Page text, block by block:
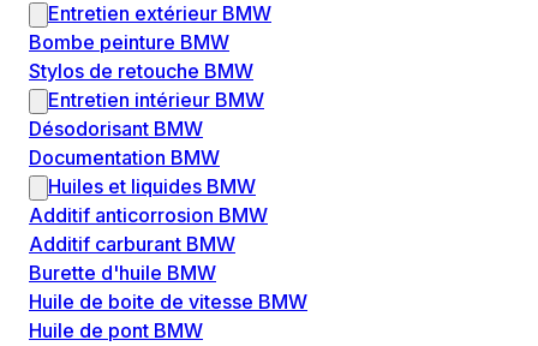
Entretien extérieur BMW
Bombe peinture BMW
Stylos de retouche BMW
Entretien intérieur BMW
Désodorisant BMW
Documentation BMW
Huiles et liquides BMW
Additif anticorrosion BMW
Additif carburant BMW
Burette d'huile BMW
Huile de boite de vitesse BMW
Huile de pont BMW